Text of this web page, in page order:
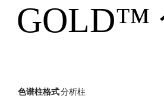
GOLD™
色谱柱格式分析柱